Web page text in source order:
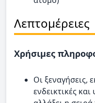
Λεπτομέρειες
Χρήσιμες
Οι ξεναγήσεις,
ενδεικτικές